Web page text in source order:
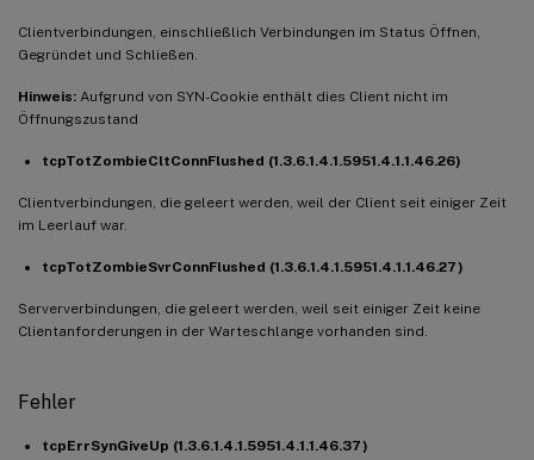
Clientverbindungen, einschließlich Verbindungen im Status Öffnen,
Gegründet und Schließen.
Hinweis: Aufgrund von SYN-Cookie enthält dies Client nicht im
Öffnungszustand
tcpTotZombieCltConnFlushed (1.3.6.1.4.1.5951.4.1.1.46.26)
Clientverbindungen, die geleert werden, weil der Client seit einiger Zeit
im Leerlauf war.
tcpTotZombieSvrConnFlushed (1.3.6.1.4.1.5951.4.1.1.46.27)
Serververbindungen, die geleert werden, weil seit einiger Zeit keine
Clientanforderungen in der Warteschlange vorhanden sind.
Fehler
tcpErrSynGiveUp (1.3.6.1.4.1.5951.4.1.1.46.37)